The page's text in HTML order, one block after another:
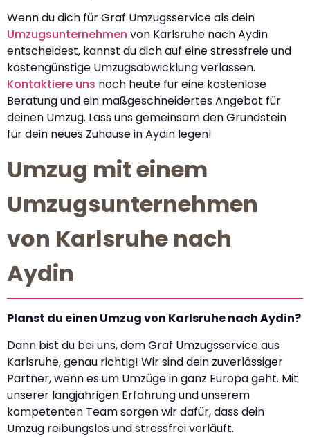
Wenn du dich für Graf Umzugsservice als dein
Umzugsunternehmen von Karlsruhe nach Aydin
entscheidest, kannst du dich auf eine stressfreie und
kostengünstige Umzugsabwicklung verlassen.
Kontaktiere uns noch heute für eine kostenlose
Beratung und ein maßgeschneidertes Angebot für
deinen Umzug. Lass uns gemeinsam den Grundstein
für dein neues Zuhause in Aydin legen!
Umzug mit einem
Umzugsunternehmen
von Karlsruhe nach
Aydin
Planst du einen Umzug von Karlsruhe nach Aydin?
Dann bist du bei uns, dem Graf Umzugsservice aus
Karlsruhe, genau richtig! Wir sind dein zuverlässiger
Partner, wenn es um Umzüge in ganz Europa geht. Mit
unserer langjährigen Erfahrung und unserem
kompetenten Team sorgen wir dafür, dass dein
Umzug reibungslos und stressfrei verläuft.